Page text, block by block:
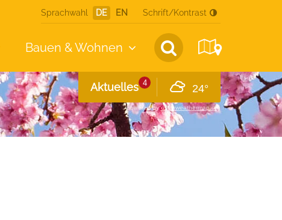
Sprachwahl DE EN Schrift/Kontrast
Aktuelles 4 24°
powered byopenweathermap.org
Bauen &Wohnen